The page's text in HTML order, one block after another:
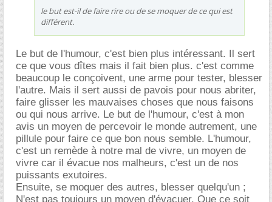
le but est-il de faire rire ou de se moquer de ce qui est
différent.
Le but de l'humour, c'est bien plus intéressant. Il sert
ce que vous dîtes mais il fait bien plus. c'est comme
beaucoup le conçoivent, une arme pour tester, blesser
l'autre. Mais il sert aussi de pavois pour nous abriter,
faire glisser les mauvaises choses que nous faisons
ou qui nous arrive. Le but de l'humour, c'est à mon
avis un moyen de percevoir le monde autrement, une
pillule pour faire ce que bon nous semble. L'humour,
c'est un remède à notre mal de vivre, un moyen de
vivre car il évacue nos malheurs, c'est un de nos
puissants exutoires.
Ensuite, se moquer des autres, blesser quelqu'un ;
N'est pas toujours un moyen d'évacuer, Que ce soit